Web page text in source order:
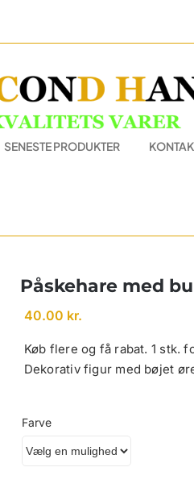
SENESTE PRODUKTER
Påskehare med
40.00 kr.
Køb flere og få rabat. 1 stk.
Dekorativ figur med bøjet
Farve